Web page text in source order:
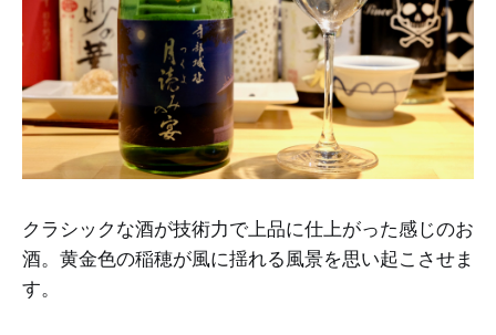
クラシックな酒が技術力で上品に仕上がった感じのお
酒。黄金色の稲穂が風に揺れる風景を思い起こさせま
す。